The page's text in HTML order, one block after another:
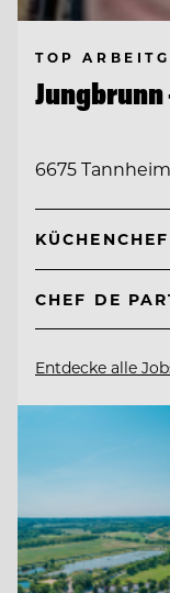
TOP
6675
CHEF DE
Entdecke alle